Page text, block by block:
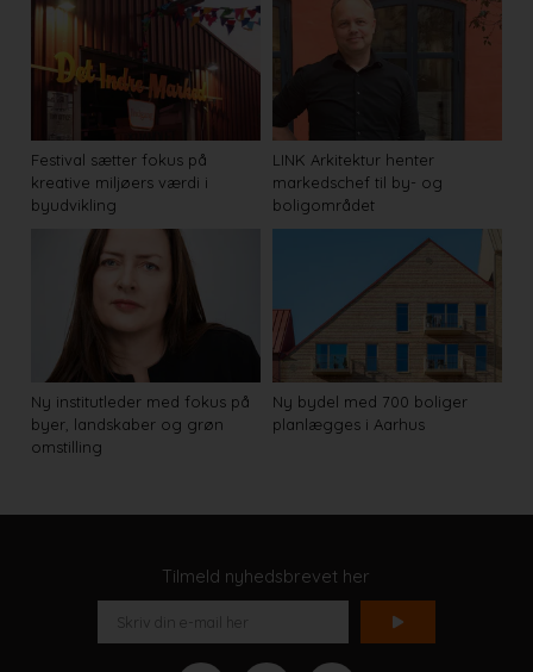
Festival sætter fokus på
kreative miljøers værdi i
byudvikling
LINK Arkitektur henter
markedschef til by- og
boligområdet
Ny institutleder med fokus på
byer, landskaber og grøn
omstilling
Ny bydel med 700 boliger
planlægges i Aarhus
Tilmeld nyhedsbrevet her